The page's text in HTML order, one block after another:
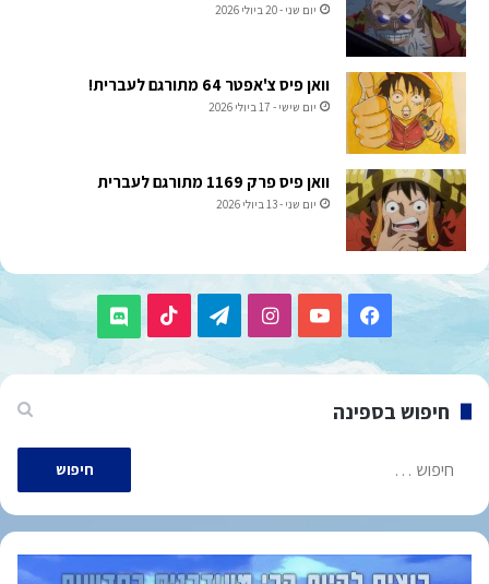
יום שני - 20 ביולי 2026
וואן פיס צ'אפטר 64 מתורגם לעברית!
יום שישי - 17 ביולי 2026
וואן פיס פרק 1169 מתורגם לעברית
יום שני - 13 ביולי 2026
Facebook
YouTube
Instagram
Telegram
TikTok
Discord
חיפוש בספינה
חיפוש: